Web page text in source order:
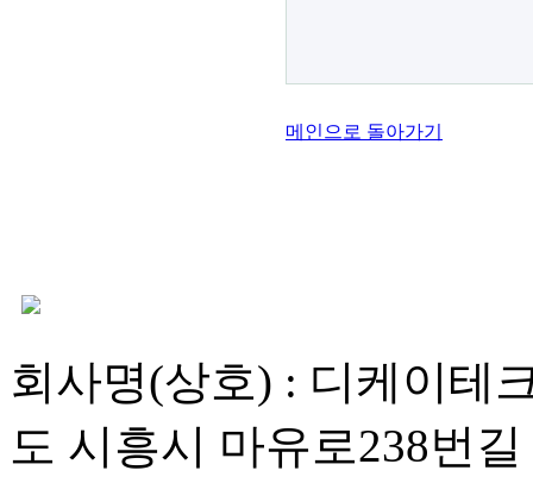
메인으로 돌아가기
회사명(상호) : 디케이테
도 시흥시 마유로238번